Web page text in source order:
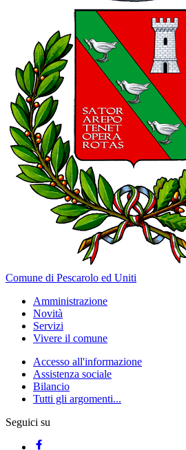
Comune di Pescarolo ed Uniti
Amministrazione
Novità
Servizi
Vivere il comune
Accesso all'informazione
Assistenza sociale
Bilancio
Tutti gli argomenti...
Seguici su